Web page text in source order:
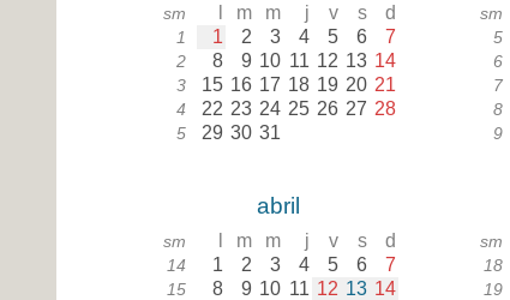
sm m m j v s d
1 1 2 3 4 5 6 7
2 8 9 10 11 12 13 14
3 15 16 17 18 19 20 21
4 22 23 24 25 26 27 28
5 29 30 31
sm
5
6
7
8
9
abril
sm m m j v s d
14 1 2 3 4 5 6 7
15 8 9 10 11 12 13 14
sm
18
19